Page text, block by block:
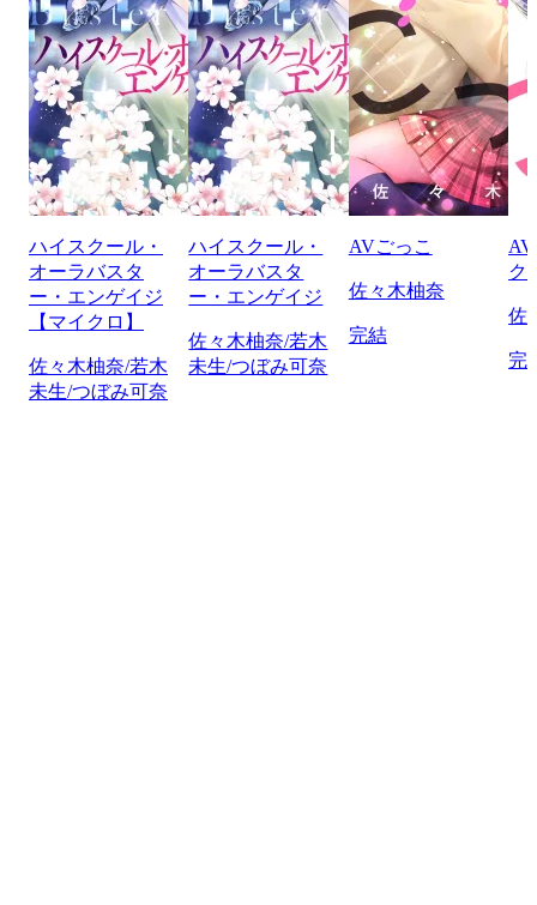
ハイスクール・
オーラバスタ
ー・エンゲイジ
【マイクロ】
佐々木柚奈/若木
未生/つぼみ可奈
ハイスクール・
オーラバスタ
ー・エンゲイジ
佐々木柚奈/若木
未生/つぼみ可奈
AVごっこ
佐々木柚奈
完結
ク
佐
完